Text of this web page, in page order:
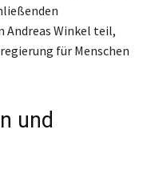
Andreas Winkel teil,
für Menschen
und